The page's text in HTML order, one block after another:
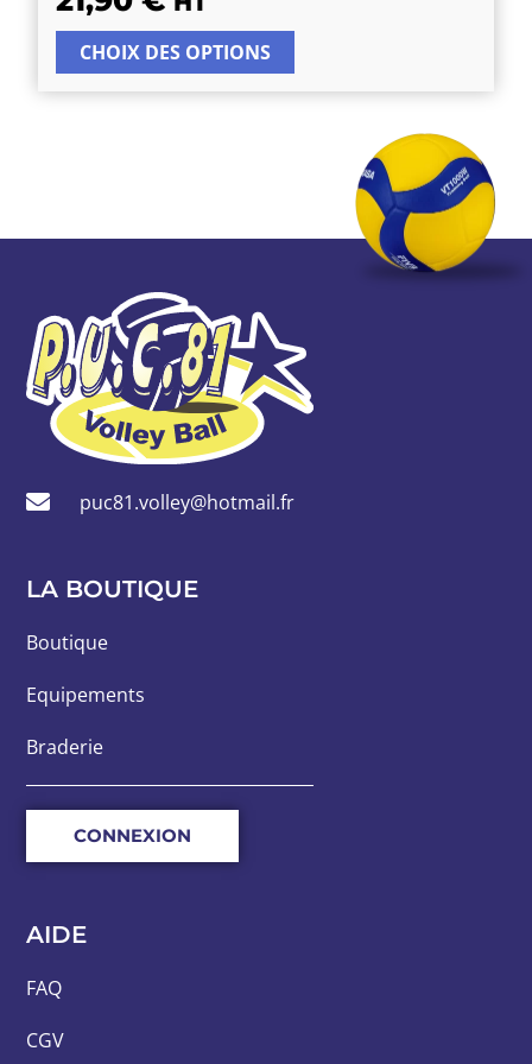
CHOIX DES OPTIONS
puc81.volley@hotmail.fr
LA BOUTIQUE
Boutique
Equipements
Braderie
CONNEXION
AIDE
FAQ
CGV